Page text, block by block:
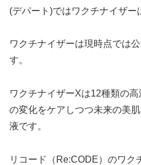
(デパート)ではワクチナイザー
ワクチナイザーは現時点では
す。
ワクチナイザーXは12種類の
の変化をケアしつつ未来の美
液です。
リコード（Re:CODE）のワク